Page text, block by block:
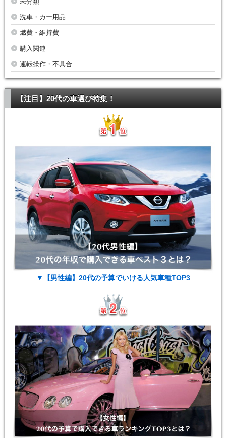
洗車・カー用品
燃費・維持費
購入関連
運転操作・不具合
【注目】20代の車選び特集！
▼【男性編】20代の予算でいける人気車種TOP3